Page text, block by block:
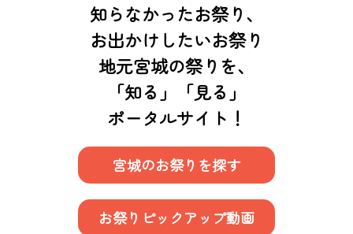
知らなかったお祭り、
お出かけしたいお祭り
地元宮城の祭りを、
「知る」「見る」
ポータルサイト！
宮城のお祭りを探す
お祭りピックアップ動画